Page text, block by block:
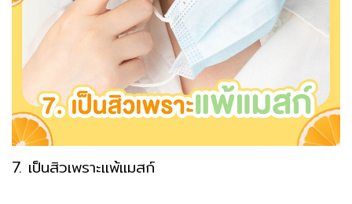
7. เป็นสิวเพราะแพ้แมสก์